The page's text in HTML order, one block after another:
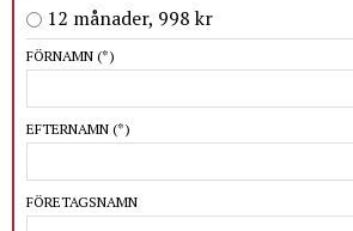
12 månader, 998 kr
FÖRNAMN (*)
EFTERNAMN (*)
FÖRETAGSNAMN